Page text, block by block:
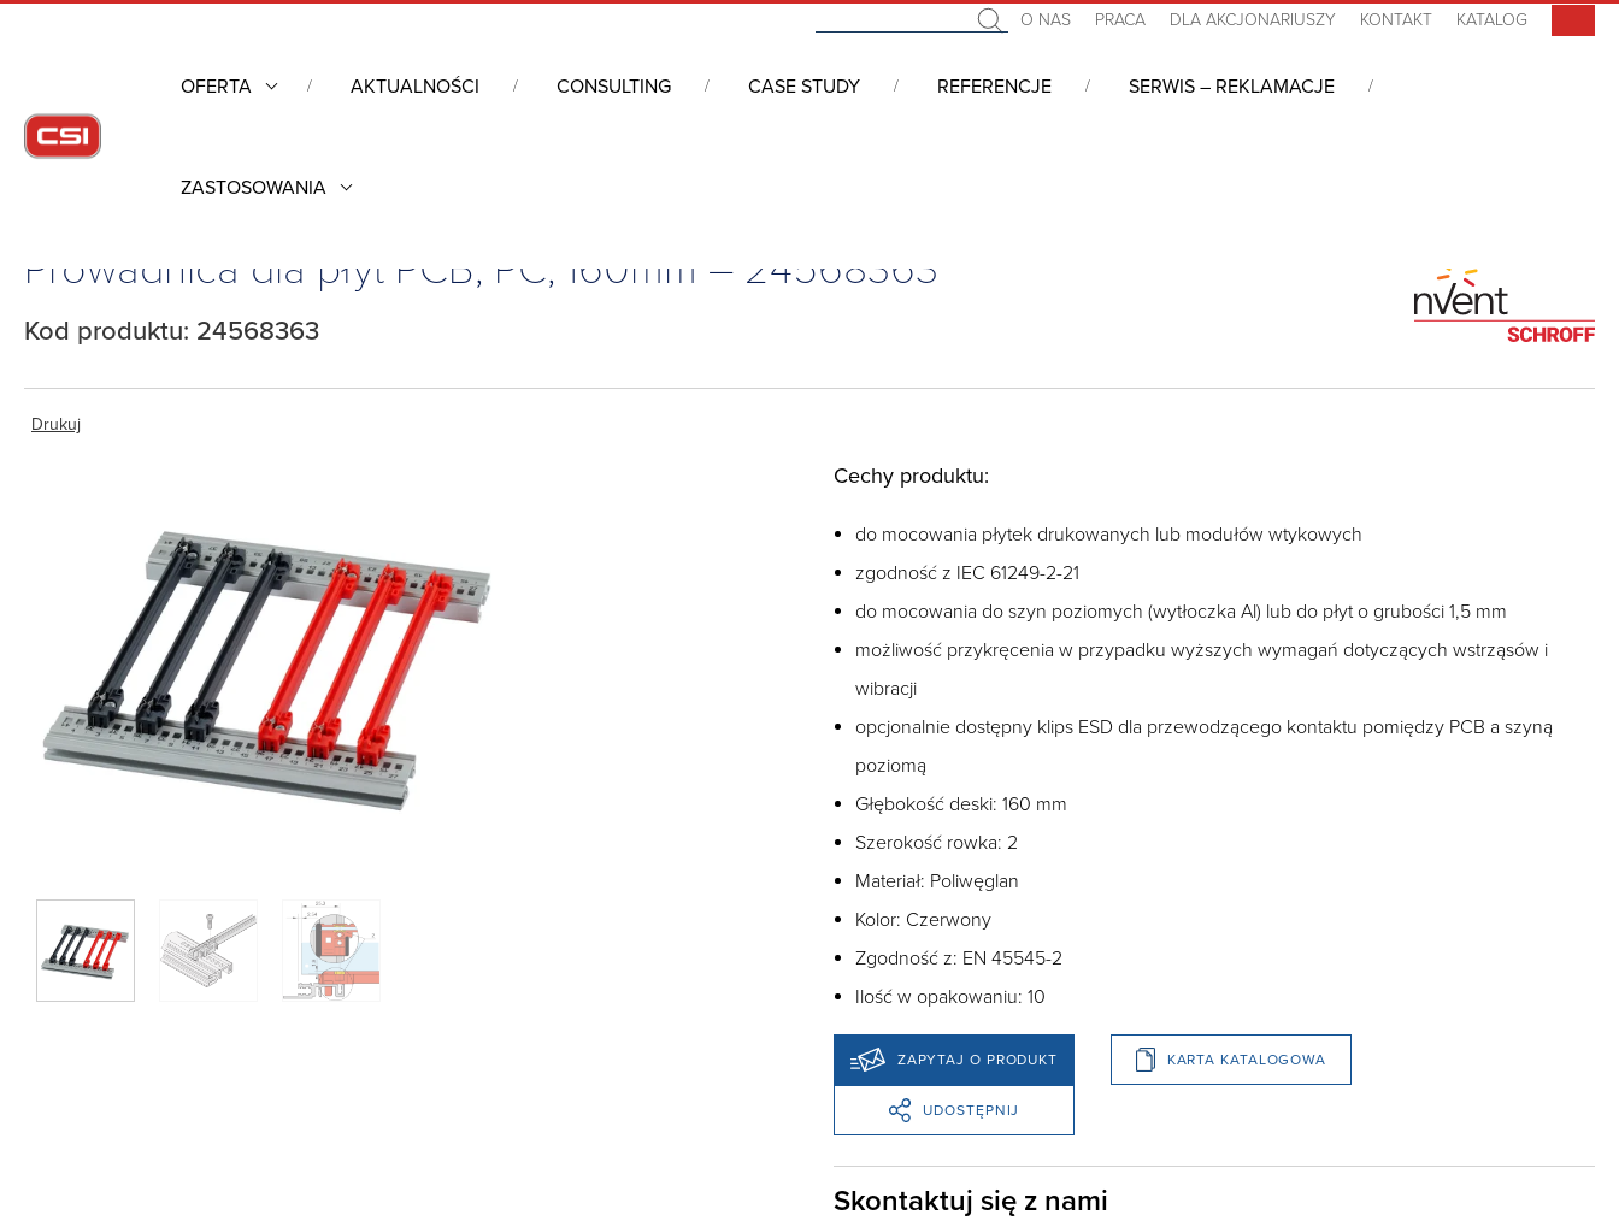
O NAS PRACA DLA AKCJONARIUSZY KONTAKT KATALOG
OFERTA AKTUALNOŚCI CONSULTING CASE STUDY REFERENCJE SERWIS – REKLAMACJE
ZASTOSOWANIA
Obudowy przemysłowe
Prowadnica dla płyt PCB, PC, 160mm – 24568363
Kod produktu: 24568363
Drukuj
Cechy produktu:
do mocowania płytek drukowanych lub modułów wtykowych
zgodność z IEC 61249-2-21
do mocowania do szyn poziomych (wytłoczka Al) lub do płyt o grubości 1,5 mm
możliwość przykręcenia w przypadku wyższych wymagań dotyczących wstrząsów i
wibracji
opcjonalnie dostępny klips ESD dla przewodzącego kontaktu pomiędzy PCB a szyną
poziomą
Głębokość deski: 160 mm
Szerokość rowka: 2
Materiał: Poliwęglan
Kolor: Czerwony
Zgodność z: EN 45545-2
Ilość w opakowaniu: 10
ZAPYTAJ O PRODUKT KARTA KATALOGOWA
UDOSTĘPNIJ
Skontaktuj się z nami